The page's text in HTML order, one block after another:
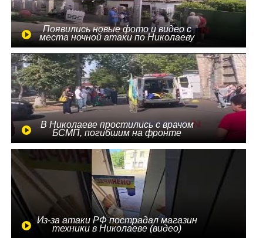
Появились новые фото и видео с
места ночной атаки по Николаеву
В Николаеве простились с врачом
БСМП, погибшим на фронте
Из-за атаки РФ пострадал магазин
техники в Николаеве (видео)